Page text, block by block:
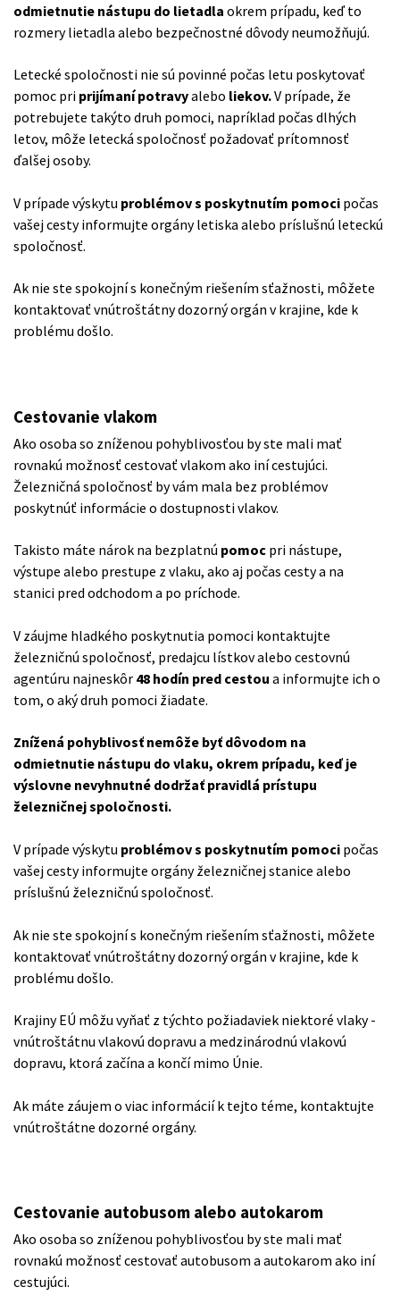
odmietnutie nástupu do lietadla okrem prípadu, keď to
rozmery lietadla alebo bezpečnostné dôvody neumožňujú.
Letecké spoločnosti nie sú povinné počas letu poskytovať
pomoc pri prijímaní potravyalebo liekov.V prípade, že
potrebujete takýto druh pomoci, napríklad počas dlhých
letov, môže letecká spoločnosť požadovať prítomnosť
ďalšej osoby.
V prípade výskytu problémov s poskytnutím pomoci počas
vašej cesty informujte orgány letiska alebo príslušnú leteckú
spoločnosť.
Ak nie ste spokojní s konečným riešením sťažnosti, môžete
kontaktovať vnútroštátny dozorný orgán v krajine, kde k
problému došlo.
Cestovanie vlakom
Ako osoba so zníženou pohyblivosťou by ste mali mať
rovnakú možnosť cestovať vlakom ako iní cestujúci.
Železničná spoločnosť by vám mala bez problémov
poskytnúť informácie o dostupnosti vlakov.
Takisto máte nárok na bezplatnú pomoc pri nástupe,
výstupe alebo prestupe z vlaku, ako aj počas cesty a na
stanici pred odchodom a po príchode.
V záujme hladkého poskytnutia pomoci kontaktujte
železničnú spoločnosť, predajcu lístkov alebo cestovnú
agentúru najneskôr 48 hodín pred cestou a informujte ich o
tom, o aký druh pomoci žiadate.
Znížená pohyblivosť nemôže byť dôvodom na
odmietnutie nástupu do vlaku, okrem prípadu, keď je
výslovne nevyhnutné dodržať pravidlá prístupu
železničnej spoločnosti.
V prípade výskytu problémov s poskytnutím pomoci počas
vašej cesty informujte orgány železničnej stanice alebo
príslušnú železničnú spoločnosť.
Ak nie ste spokojní s konečným riešením sťažnosti, môžete
kontaktovať vnútroštátny dozorný orgán v krajine, kde k
problému došlo.
Krajiny EÚ môžu vyňať z týchto požiadaviek niektoré vlaky -
vnútroštátnu vlakovú dopravu a medzinárodnú vlakovú
dopravu, ktorá začína a končí mimo Únie.
Ak máte záujem o viac informácií k tejto téme, kontaktujte
vnútroštátne dozorné orgány.
Cestovanie autobusom alebo autokarom
Ako osoba so zníženou pohyblivosťou by ste mali mať
rovnakú možnosť cestovať autobusom a autokarom ako iní
cestujúci.